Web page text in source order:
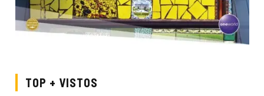
TOP + VISTOS